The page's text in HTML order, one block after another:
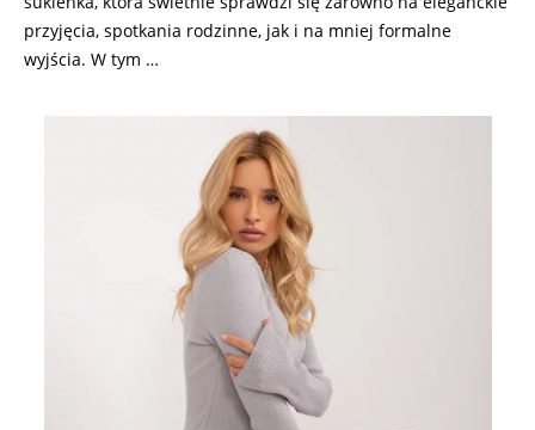
przyjęcia, spotkania rodzinne, jak i na mniej formalne
wyjścia. W tym …